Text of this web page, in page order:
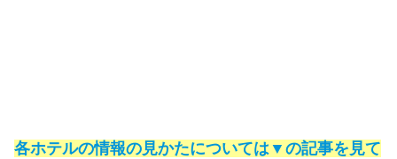
各ホテルの情報の見かたについては▼の記事を見て